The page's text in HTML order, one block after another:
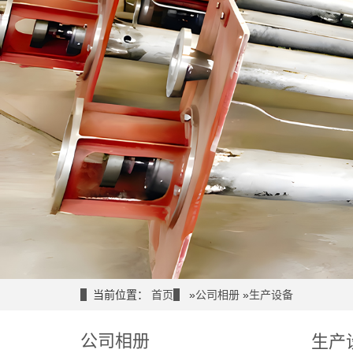
当前位置： 首页 »公司相册 »生产设备
生产
公司相册